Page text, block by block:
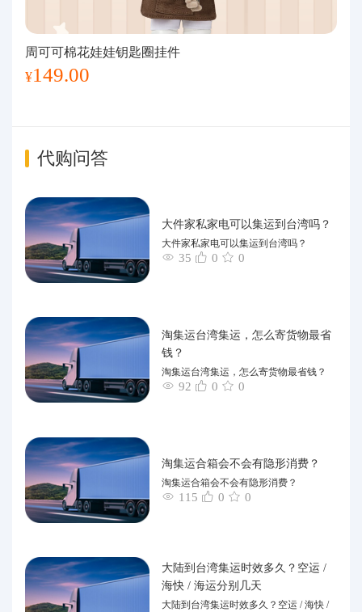
周可可棉花娃娃钥匙圈挂件
¥149.00
代购问答
大件家私家电可以集运到台湾吗？
大件家私家电可以集运到台湾吗？
35 0 0
淘集运台湾集运，怎么寄货物最省
钱？
淘集运台湾集运，怎么寄货物最省钱？
92 0 0
淘集运合箱会不会有隐形消费？
淘集运合箱会不会有隐形消费？
115 0 0
大陆到台湾集运时效多久？空运 /
海快 / 海运分别几天
大陆到台湾集运时效多久？空运 / 海快 /